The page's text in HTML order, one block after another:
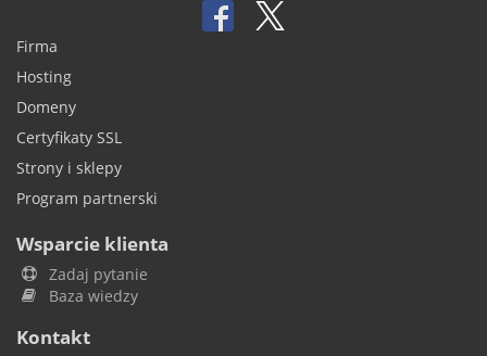
Firma
Hosting
Domeny
Certyfikaty SSL
Strony i sklepy
Program partnerski
Wsparcie klienta
Zadaj pytanie
Baza wiedzy
Kontakt